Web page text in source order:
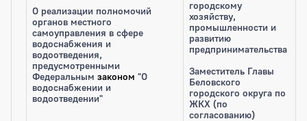
О реализации полномочий
органов местного
самоуправления в сфере
водоснабжения и
водоотведения,
предусмотренными
Федеральным законом "О
водоснабжении и
водоотведении"
городскому
хозяйству,
промышленности и
развитию
предпринимательства
Заместитель Главы
Беловского
городского округа по
ЖКХ (по
согласованию)